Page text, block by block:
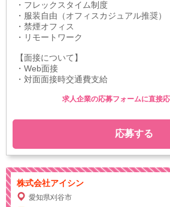
・フレックスタイム制度
・服装自由（オフィスカジュアル推奨）
・禁煙オフィス
・リモートワーク
【面接について】
・Web面接
・対面面接時交通費支給
応募する
求人企業の応募フォームに直接
株式会社アイシン
愛知県刈谷市